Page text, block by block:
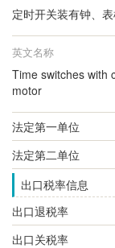
定时开关装有钟、
英文名称
Time switches with
motor
法定第一单位
法定第二单位
出口税率信息
出口退税率
出口关税率